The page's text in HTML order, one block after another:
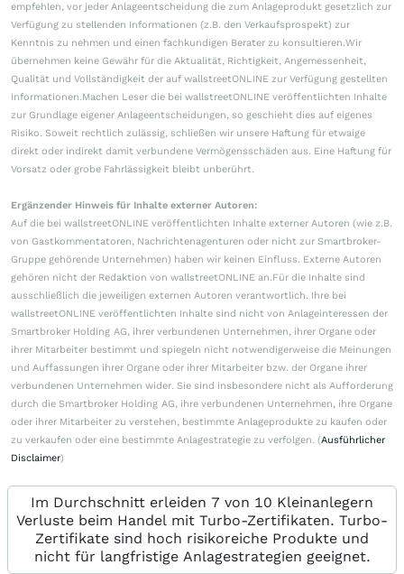
empfehlen, vor jeder Anlageentscheidung die zum Anlageprodukt gesetzlich zur
Verfügung zu stellenden Informationen (z.B. den Verkaufsprospekt) zur
Kenntnis zu nehmen und einen fachkundigen Berater zu konsultieren.Wir
übernehmen keine Gewähr für die Aktualität, Richtigkeit, Angemessenheit,
Qualität und Vollständigkeit der auf wallstreetONLINE zur Verfügung gestellten
Informationen.Machen Leser die bei wallstreetONLINE veröffentlichten Inhalte
zur Grundlage eigener Anlageentscheidungen, so geschieht dies auf eigenes
Risiko. Soweit rechtlich zulässig, schließen wir unsere Haftung für etwaige
direkt oder indirekt damit verbundene Vermögensschäden aus. Eine Haftung für
Vorsatz oder grobe Fahrlässigkeit bleibt unberührt.
Ergänzender Hinweis für Inhalte externer Autoren:
Auf die bei wallstreetONLINE veröffentlichten Inhalte externer Autoren (wie z.B.
von Gastkommentatoren, Nachrichtenagenturen oder nicht zur Smartbroker-
Gruppe gehörende Unternehmen) haben wir keinen Einfluss. Externe Autoren
gehören nicht der Redaktion von wallstreetONLINE an.Für die Inhalte sind
ausschließlich die jeweiligen externen Autoren verantwortlich. Ihre bei
wallstreetONLINE veröffentlichten Inhalte sind nicht von Anlageinteressen der
Smartbroker Holding AG, ihrer verbundenen Unternehmen, ihrer Organe oder
ihrer Mitarbeiter bestimmt und spiegeln nicht notwendigerweise die Meinungen
und Auffassungen ihrer Organe oder ihrer Mitarbeiter bzw. der Organe ihrer
verbundenen Unternehmen wider. Sie sind insbesondere nicht als Aufforderung
durch die Smartbroker Holding AG, ihre verbundenen Unternehmen, ihre Organe
oder ihrer Mitarbeiter zu verstehen, bestimmte Anlageprodukte zu kaufen oder
zu verkaufen oder eine bestimmte Anlagestrategie zu verfolgen. (Ausführlicher
Disclaimer)
Im Durchschnitt erleiden 7 von 10 Kleinanlegern
Verluste beim Handel mit Turbo-Zertifikaten. Turbo-
Zertifikate sind hoch risikoreiche Produkte und
nicht für langfristige Anlagestrategien geeignet.